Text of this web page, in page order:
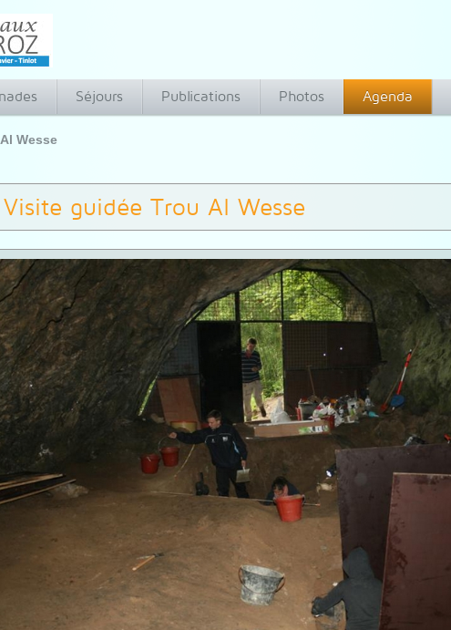
Séjours Publications Photos Agenda
Wesse
Visite guidée Trou Al Wesse